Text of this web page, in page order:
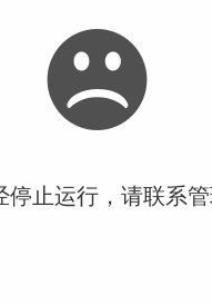
停止运行，请联系